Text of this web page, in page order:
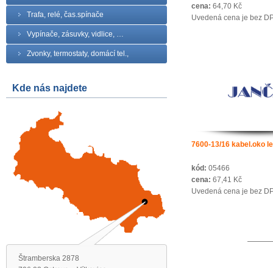
Trafa, relé, čas.spínače
Vypínače, zásuvky, vidlice, …
Zvonky, termostaty, domácí tel.,
Kde nás najdete
Štramberska 2878
cena: 64,70 Kč
Uvedená cena je bez
7600-13/16 kabel.oko
kód: 05466
cena: 67,41 Kč
Uvedená cena je bez